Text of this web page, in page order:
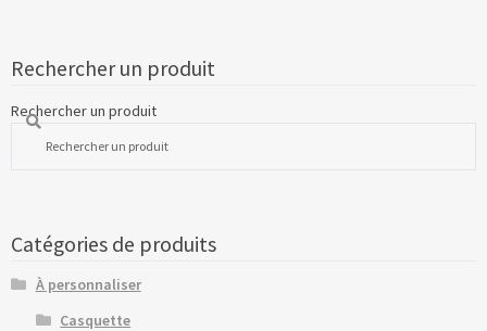
Rechercher un produit
Rechercher un produit
Catégories de produits
À personnaliser
Casquette